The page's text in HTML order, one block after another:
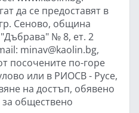
да се предоставят в
Сеново, община
"Дъбрава" № 8, ет. 2
minav@kaolin.bg,
посочените по-горе
или в РИОСВ - Русе,
на достъп, обявено
обществено